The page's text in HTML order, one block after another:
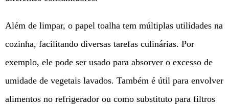
Além de limpar, o papel toalha tem múltiplas utilidades na
cozinha, facilitando diversas tarefas culinárias. Por
exemplo, ele pode ser usado para absorver o excesso de
umidade de vegetais lavados. Também é útil para envolver
alimentos no refrigerador ou como substituto para filtros